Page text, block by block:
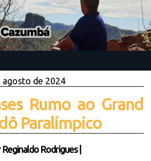
agosto de 2024
Rumo ao Grand
Paralímpico
Reginaldo Rodrigues